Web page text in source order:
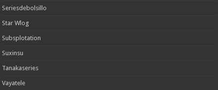
Seriesdebolsillo
Star Wlog
Subsplotation
Suxinsu
Tanakaseries
Vayatele